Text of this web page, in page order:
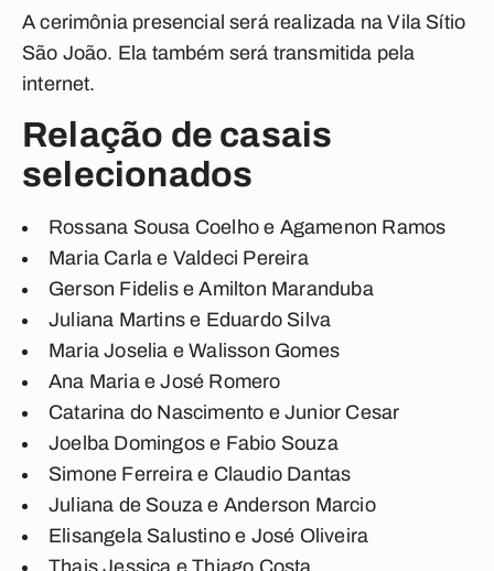
A cerimônia presencial será realizada na Vila Sítio
São João. Ela também será transmitida pela
internet.
Relação de casais
selecionados
Rossana Sousa Coelho e Agamenon Ramos
Maria Carla e Valdeci Pereira
Gerson Fidelis e Amilton Maranduba
Juliana Martins e Eduardo Silva
Maria Joselia e Walisson Gomes
Ana Maria e José Romero
Catarina do Nascimento e Junior Cesar
Joelba Domingos e Fabio Souza
Simone Ferreira e Claudio Dantas
Juliana de Souza e Anderson Marcio
Elisangela Salustino e José Oliveira
Thais Jessica e Thiago Costa